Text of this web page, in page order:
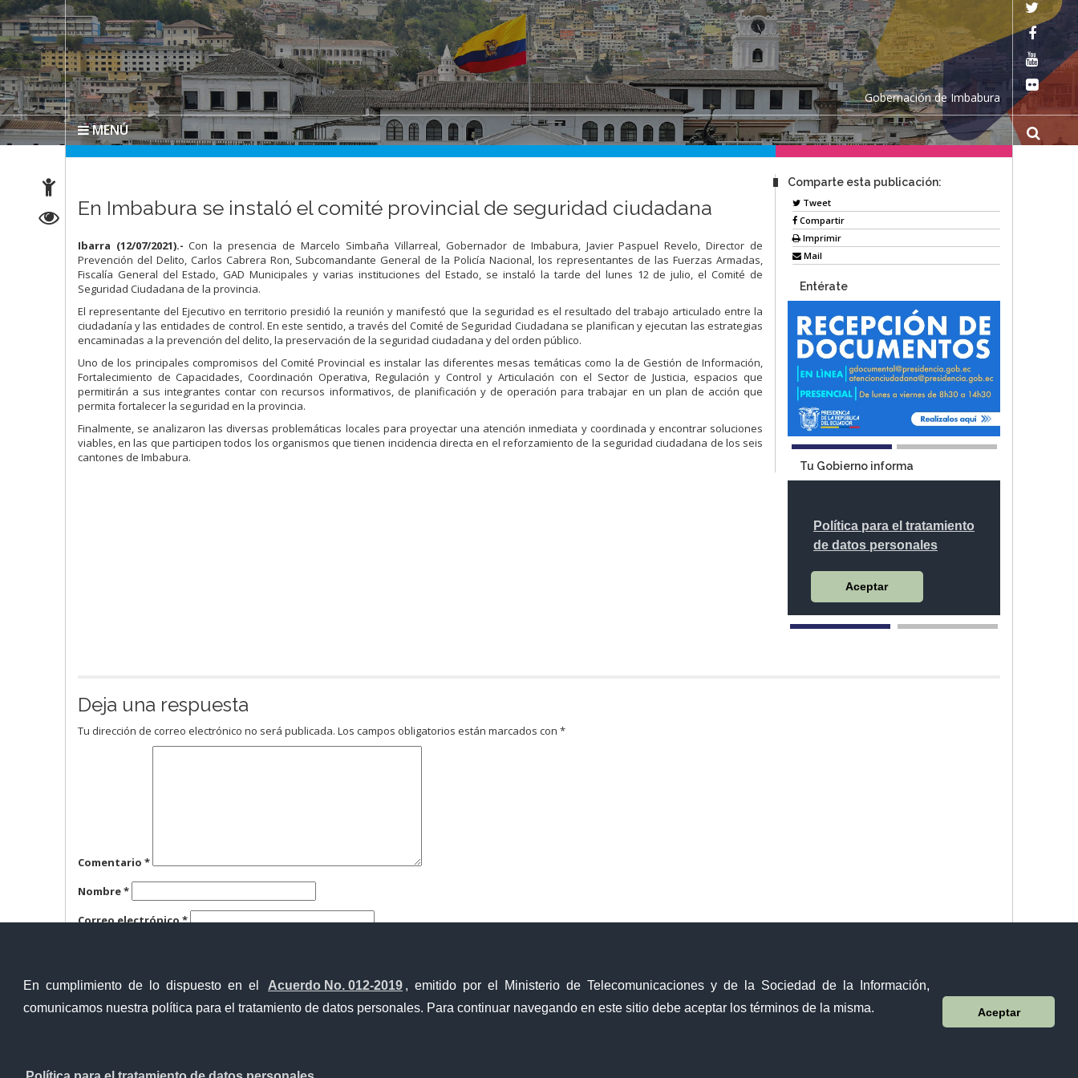
En cumplimiento de lo dispuesto en el Acuerdo No. 012-2019 , emitido por el Ministerio de Telecomunicaciones y de la Sociedad de la Información,
comunicamos nuestra política para el tratamiento de datos personales. Para continuar navegando en este sitio debe aceptar los términos de la misma.
Aceptar
Gobernación de Imbabura
MENÚ
En Imbabura se instaló el comité provincial de seguridad ciudadana
Ibarra (12/07/2021).- Con la presencia de Marcelo Simbaña Villarreal, Gobernador de Imbabura, Javier Paspuel Revelo, Director de
Prevención del Delito, Carlos Cabrera Ron, Subcomandante General de la Policía Nacional, los representantes de las Fuerzas Armadas,
Fiscalía General del Estado, GAD Municipales y varias instituciones del Estado, se instaló la tarde del lunes 12 de julio, el Comité de
Seguridad Ciudadana de la provincia.
El representante del Ejecutivo en territorio presidió la reunión y manifestó que la seguridad es el resultado del trabajo articulado entre la
ciudadanía y las entidades de control. En este sentido, a través del Comité de Seguridad Ciudadana se planifican y ejecutan las estrategias
encaminadas a la prevención del delito, la preservación de la seguridad ciudadana y del orden público.
Uno de los principales compromisos del Comité Provincial es instalar las diferentes mesas temáticas como la de Gestión de Información,
Fortalecimiento de Capacidades, Coordinación Operativa, Regulación y Control y Articulación con el Sector de Justicia, espacios que
permitirán a sus integrantes contar con recursos informativos, de planificación y de operación para trabajar en un plan de acción que
permita fortalecer la seguridad en la provincia.
Finalmente, se analizaron las diversas problemáticas locales para proyectar una atención inmediata y coordinada y encontrar soluciones
viables, en las que participen todos los organismos que tienen incidencia directa en el reforzamiento de la seguridad ciudadana de los seis
cantones de Imbabura.
Comparte esta publicación:
Tweet
Compartir
Imprimir
Mail
Entérate
Tu Gobierno informa
Deja una respuesta
Tu dirección de correo electrónico no será publicada. Los campos obligatorios están marcados con *
Comentario *
Nombre*
Correo electrónico*
Sistema Nacional de Información (SNI)